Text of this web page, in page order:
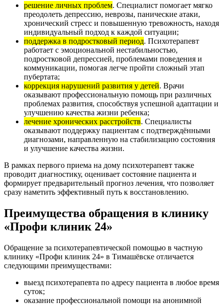
решение личных проблем. Специалист помогает мягко
преодолеть депрессию, неврозы, панические атаки,
хронический стресс и повышенную тревожность, находя
индивидуальный подход к каждой ситуации;
поддержка в подростковый период. Психотерапевт
работает с эмоциональной нестабильностью,
подростковой депрессией, проблемами поведения и
коммуникации, помогая легче пройти сложный этап
пубертата;
коррекция нарушений развития у детей. Врачи
оказывают профессиональную помощь при различных
проблемах развития, способствуя успешной адаптации и
улучшению качества жизни ребенка;
лечение хронических расстройств. Специалисты
оказывают поддержку пациентам с подтверждёнными
диагнозами, направленную на стабилизацию состояния
и улучшение качества жизни.
В рамках первого приема на дому психотерапевт также
проводит диагностику, оценивает состояние пациента и
формирует предварительный прогноз лечения, что позволяет
сразу наметить эффективный путь к восстановлению.
Преимущества обращения в клинику
«Профи клиник 24»
Обращение за психотерапевтической помощью в частную
клинику «Профи клиник 24» в Тимашёвске отличается
следующими преимуществами:
выезд психотерапевта по адресу пациента в любое время
суток;
оказание профессиональной помощи на анонимной